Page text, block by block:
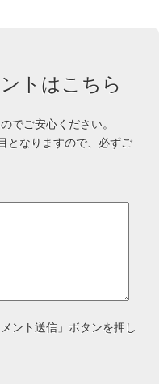
トはこちら
でご安心ください。
となりますので、必ずご
ント送信」ボタンを押し